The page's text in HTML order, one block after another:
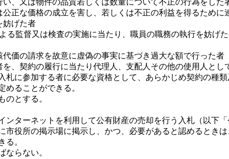
、又は物件の品質若しくは数量について不正の行為をした
正な価格の成立を害し、若しくは不正の利益を得るために
妨げた者
監督又は検査の実施に当たり、職員の職務の執行を妨げ
価の請求を故意に虚偽の事実に基づき過大な額で行った者
、契約の履行に当たり代理人、支配人その他の使用人とし
に参加する者に必要な資格として、あらかじめ契約の種
ることができる。
とする。
ターネットを利用して公有財産の売却を行う入札（以下
役所の掲示場に掲示し、かつ、必要があると認めるとき
る。
らない。